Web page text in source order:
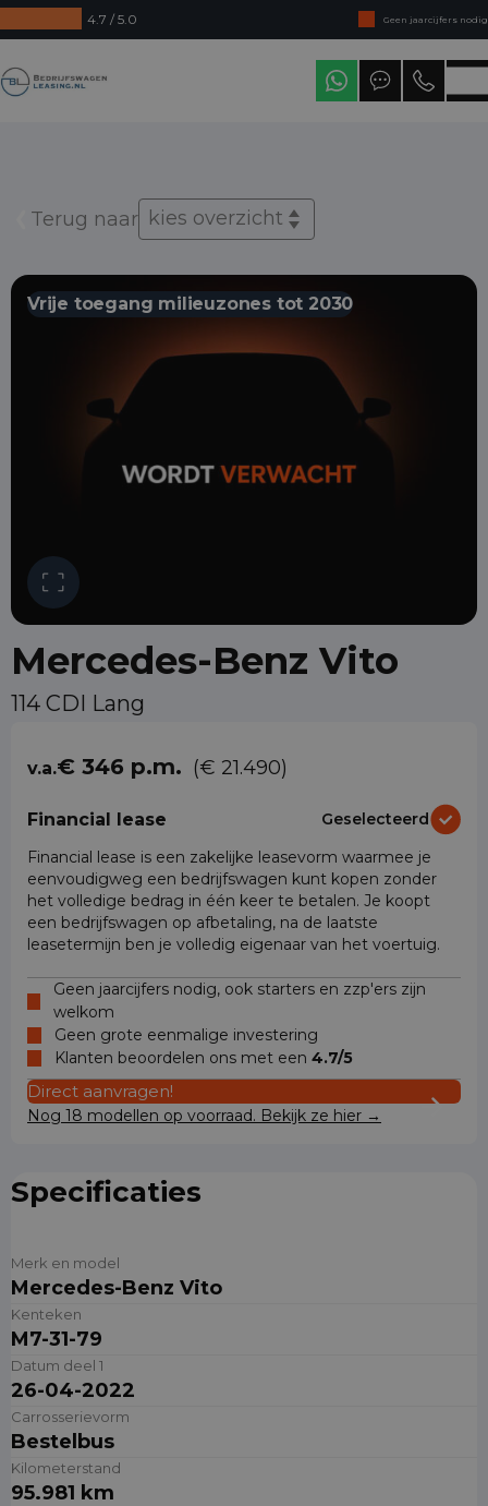
4.7 / 5.0
Geen jaarcijfers nodig
Direct uit voorraad leverbaar
Levering in heel Nederland
Terug naar kies overzicht
Vrije toegang milieuzones tot 2030
Mercedes-Benz Vito
114 CDI Lang
v.a.€ 346 p.m. (€ 21.490)
Financial lease
Geselecteerd
Financial lease is een zakelijke leasevorm waarmee je
eenvoudigweg een bedrijfswagen kunt kopen zonder
het volledige bedrag in één keer te betalen. Je koopt
een bedrijfswagen op afbetaling, na de laatste
leasetermijn ben je volledig eigenaar van het voertuig.
Geen jaarcijfers nodig, ook starters en zzp'ers zijn
welkom
Geen grote eenmalige investering
Klanten beoordelen ons met een 4.7/5
Direct aanvragen!
Nog 18 modellen op voorraad. Bekijk ze hier →
Specificaties
Merk en model
Mercedes-Benz Vito
Kenteken
M7-31-79
Datum deel 1
26-04-2022
Carrosserievorm
Bestelbus
Kilometerstand
95.981 km